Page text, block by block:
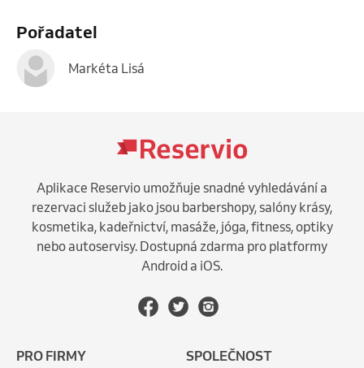
Pořadatel
Markéta Lisá
Aplikace Reservio umožňuje snadné vyhledávání a
rezervaci služeb jako jsou barbershopy, salóny krásy,
kosmetika, kadeřnictví, masáže, jóga, fitness, optiky
nebo autoservisy. Dostupná zdarma pro platformy
Android a iOS.
PRO FIRMY SPOLEČNOST